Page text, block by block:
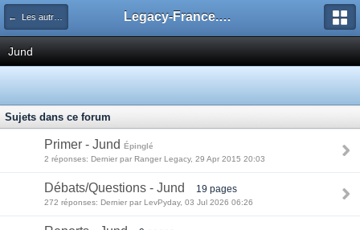
← Les autres decks du Legacy Legacy-France.org - Forum
Jund
Sujets dans ce forum
Primer - Jund Épinglé
2 réponses: Dernier par Ranger Legacy, 29 Apr 2015 20:03
Débats/Questions - Jund 19 pages
272 réponses: Dernier par LevPyday, 03 Jul 2026 06:26